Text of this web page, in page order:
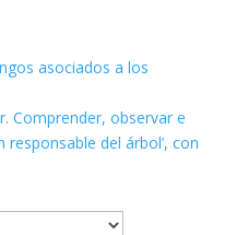
asociados a los
Comprender, observar e
del árbol’, con